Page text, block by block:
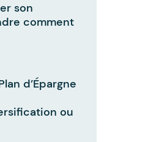
son
comment
d’Épargne
ou